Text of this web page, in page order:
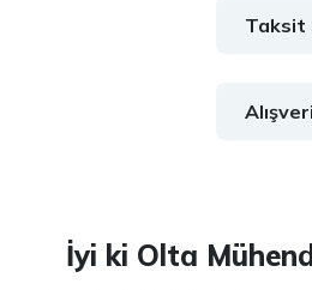
Taksit
İyi ki Olta